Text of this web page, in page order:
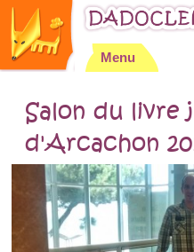
Jump to
Menu
Salon du livre
d'Arcachon